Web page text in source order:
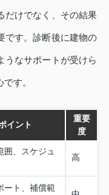
だけでなく、その結果
です。診断後に建物の
うなサポートが受けら
す。
イント
重要
度
囲、スケジュ
高
ート、補償範